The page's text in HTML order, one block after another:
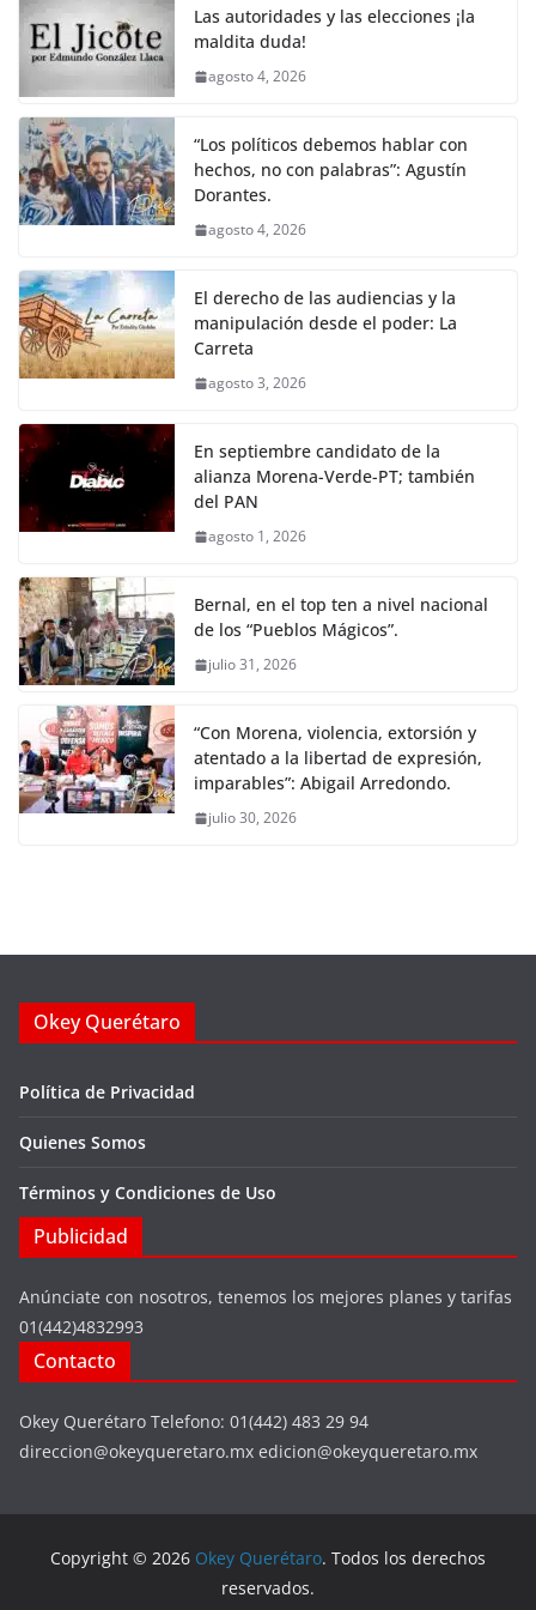
o
k
p k
Las autoridades y las elecciones ¡la
maldita duda!
agosto 4, 2026
“Los políticos debemos hablar con
hechos, no con palabras”: Agustín
Dorantes.
agosto 4, 2026
El derecho de las audiencias y la
manipulación desde el poder: La
Carreta
agosto 3, 2026
En septiembre candidato de la
alianza Morena-Verde-PT; también
del PAN
agosto 1, 2026
Bernal, en el top ten a nivel nacional
de los “Pueblos Mágicos”.
julio 31, 2026
“Con Morena, violencia, extorsión y
atentado a la libertad de expresión,
imparables”: Abigail Arredondo.
julio 30, 2026
Okey Querétaro
Política de Privacidad
Quienes Somos
Términos y Condiciones de Uso
Publicidad
Anúnciate con nosotros, tenemos los mejores planes y tarifas
01(442)4832993
Contacto
Okey Querétaro Telefono: 01(442) 483 29 94
direccion@okeyqueretaro.mx edicion@okeyqueretaro.mx
Copyright © 2026 Okey Querétaro. Todos los derechos
reservados.